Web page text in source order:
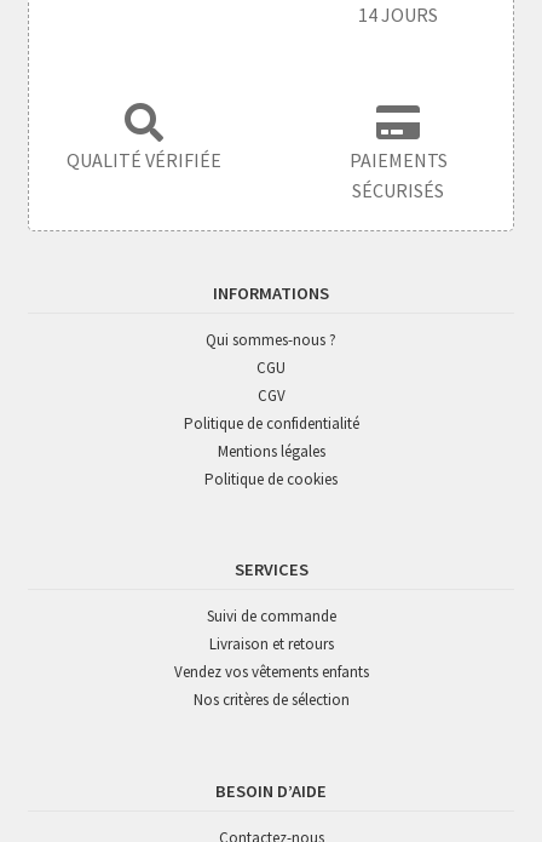
14 JOURS
QUALITÉ VÉRIFIÉE
PAIEMENTS
SÉCURISÉS
INFORMATIONS
Qui sommes-nous ?
CGU
CGV
Politique de confidentialité
Mentions légales
Politique de cookies
SERVICES
Suivi de commande
Livraison et retours
Vendez vos vêtements enfants
Nos critères de sélection
BESOIN D’AIDE
Contactez-nous